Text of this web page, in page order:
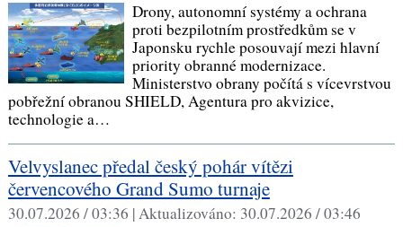
Drony, autonomní systémy a ochrana
proti bezpilotním prostředkům se v
Japonsku rychle posouvají mezi hlavní
priority obranné modernizace.
Ministerstvo obrany počítá s vícevrstvou
pobřežní obranou SHIELD, Agentura pro akvizice,
technologie a…
Velvyslanec předal český pohár vítězi
červencového Grand Sumo turnaje
30.07.2026 / 03:36 |Aktualizováno: 30.07.2026 / 03:46